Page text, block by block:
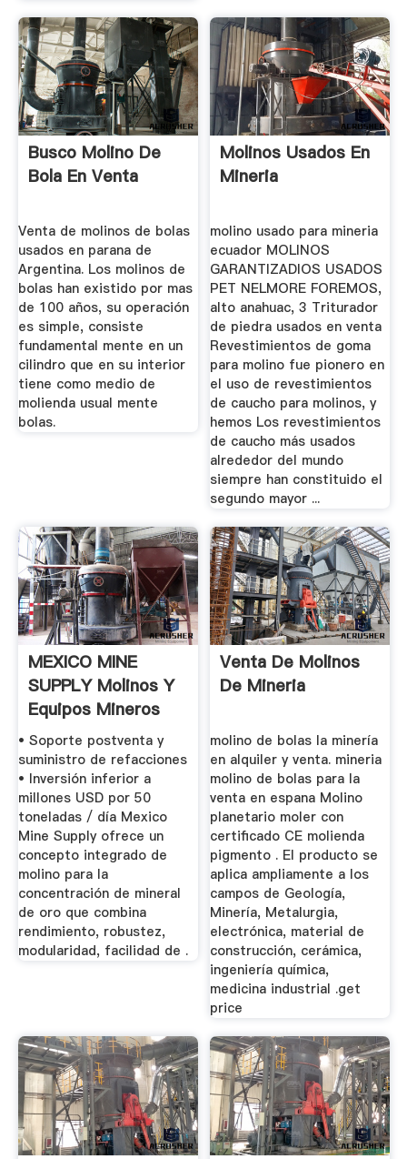
Busco Molino De
Bola En Venta
Venta de molinos de bolas
usados en parana de
Argentina. Los molinos de
bolas han existido por mas
de 100 años, su operación
es simple, consiste
fundamental mente en un
cilindro que en su interior
tiene como medio de
molienda usual mente
bolas.
Molinos Usados En
Mineria
molino usado para mineria
ecuador MOLINOS
GARANTIZADIOS USADOS
PET NELMORE FOREMOS,
alto anahuac, 3 Triturador
de piedra usados en venta
Revestimientos de goma
para molino fue pionero en
el uso de revestimientos
de caucho para molinos, y
hemos Los revestimientos
de caucho más usados
alrededor del mundo
siempre han constituido el
segundo mayor ...
MEXICO MINE
SUPPLY Molinos Y
Equipos Mineros
Micro ...
• Soporte postventa y
suministro de refacciones
• Inversión inferior a
millones USD por 50
toneladas / día Mexico
Mine Supply ofrece un
concepto integrado de
molino para la
concentración de mineral
de oro que combina
rendimiento, robustez,
modularidad, facilidad de .
Venta De Molinos
De Mineria
molino de bolas la minería
en alquiler y venta. mineria
molino de bolas para la
venta en espana Molino
planetario moler con
certificado CE molienda
pigmento . El producto se
aplica ampliamente a los
campos de Geología,
Minería, Metalurgia,
electrónica, material de
construcción, cerámica,
ingeniería química,
medicina industrial .get
price